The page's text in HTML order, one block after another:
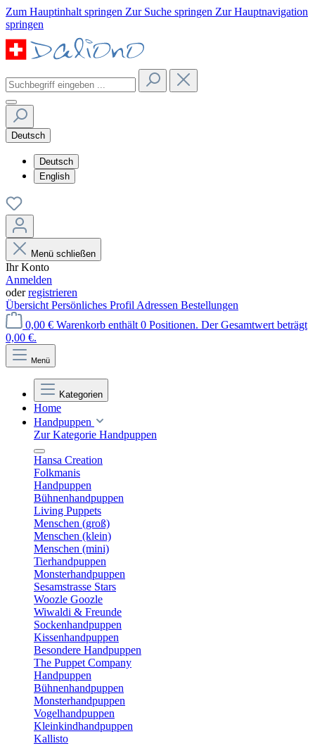
Zum Hauptinhalt springen Zur Suche springen Zur Hauptnavigation
springen
Deutsch
Deutsch
English
Menü schließen
Ihr Konto
Anmelden
oderregistrieren
Übersicht Persönliches Profil Adressen Bestellungen
0,00 € Warenkorb enthält 0 Positionen. Der Gesamtwert beträgt
0,00 €.
Menü
Kategorien
Home
Handpuppen
Zur Kategorie Handpuppen
Hansa Creation
Folkmanis
Handpuppen
Bühnenhandpuppen
Living Puppets
Menschen (groß)
Menschen (klein)
Menschen (mini)
Tierhandpuppen
Monsterhandpuppen
Sesamstrasse Stars
Woozle Goozle
Wiwaldi & Freunde
Sockenhandpuppen
Kissenhandpuppen
Besondere Handpuppen
The Puppet Company
Handpuppen
Bühnenhandpuppen
Monsterhandpuppen
Vogelhandpuppen
Kleinkindhandpuppen
Kallisto